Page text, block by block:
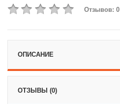
Отзывов: 0
ОПИСАНИЕ
ОТЗЫВЫ (0)